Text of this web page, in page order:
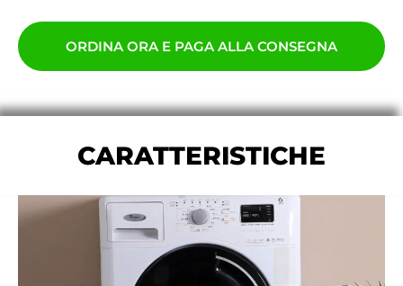
ORDINA ORA E PAGA ALLA CONSEGNA
CARATTERISTICHE